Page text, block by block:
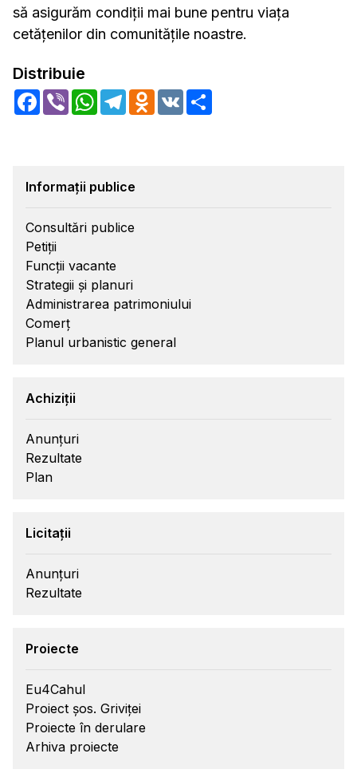
să asigurăm condiții mai bune pentru viața
cetățenilor din comunitățile noastre.
Distribuie
Facebook
Viber WhatsApp
TelegramOdnoklassniki
VK
Informații publice
Consultări publice
Petiții
Funcții vacante
Strategii și planuri
Administrarea patrimoniului
Comerț
Planul urbanistic general
Achiziții
Anunțuri
Rezultate
Plan
Licitații
Anunțuri
Rezultate
Proiecte
Eu4Cahul
Proiect șos. Griviței
Proiecte în derulare
Arhiva proiecte